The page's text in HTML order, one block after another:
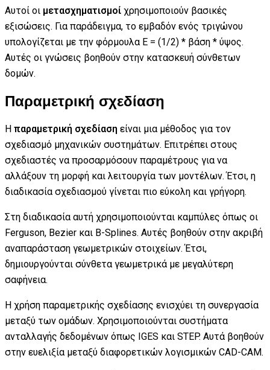
Αυτοί οι μετασχηματισμοί χρησιμοποιούν βασικές
εξισώσεις. Για παράδειγμα, το εμβαδόν ενός τριγώνου
υπολογίζεται με την φόρμουλα Ε = (1/2) * βάση * ύψος.
Αυτές οι γνώσεις βοηθούν στην κατασκευή σύνθετων
δομών.
Παραμετρική σχεδίαση
Η παραμετρική σχεδίαση είναι μια μέθοδος για τον
σχεδιασμό μηχανικών συστημάτων. Επιτρέπει στους
σχεδιαστές να προσαρμόσουν παραμέτρους για να
αλλάξουν τη μορφή και λειτουργία των μοντέλων. Έτσι, η
διαδικασία σχεδιασμού γίνεται πιο εύκολη και γρήγορη.
Στη διαδικασία αυτή χρησιμοποιούνται καμπύλες όπως οι
Ferguson, Bezier και B-Splines. Αυτές βοηθούν στην ακριβή
αναπαράσταση γεωμετρικών στοιχείων. Έτσι,
δημιουργούνται σύνθετα γεωμετρικά με μεγαλύτερη
σαφήνεια.
Η χρήση παραμετρικής σχεδίασης ενισχύει τη συνεργασία
μεταξύ των ομάδων. Χρησιμοποιούνται συστήματα
ανταλλαγής δεδομένων όπως IGES και STEP. Αυτά βοηθούν
στην ευελιξία μεταξύ διαφορετικών λογισμικών CAD-CAM.